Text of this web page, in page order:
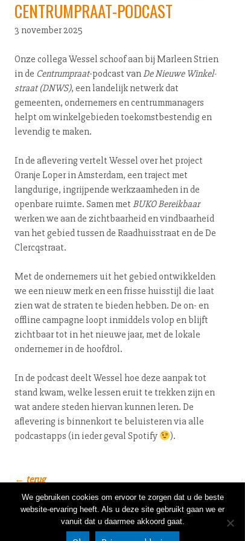
CENTRUMPRAAT-PODCAST
3 november 2025
Onze collega Wessel schoof aan bij Marleen Strien
in de Cen­trum­praat-podcast vanDe Nieuwe Win­kel­
straat (DNWS), een landelijk netwerk dat
gemeenten, ondernemers en cen­trum­ma­na­gers
helpt om win­kel­ge­bie­den toe­komst­be­sten­dig en
levendig te maken.
In de aflevering vertelt Wessel over het project
Oranje Loper in Amsterdam, een traject met
langdurige, ingrijpende werk­zaam­he­den in de
openbare ruimte. Samen met BUKO Bereikbaar
werken we aan de zicht­baar­heid en vind­baar­heid
van het gebied tussen de Raad­huis­straat en de De
Cler­c­q­straat.
Met de ondernemers uit het gebied ont­wik­kel­den
we een nieuw merk en een frisse huisstijl die laat
zien wat de straten te bieden hebben. De on- en
offline campagne loopt inmiddels volop en blijft
zichtbaar tot in het nieuwe jaar, met de lokale
ondernemer in de hoofdrol.
In de podcast deelt Wessel hoe deze aanpak tot
stand kwam, welke lessen eruit te trekken zijn en
wat andere steden hiervan kunnen leren. De
aflevering is binnenkort te beluisteren via alle
podcastapps (in ieder geval Spotify
).
← terug
020 632 58 05
info@bureaub
NIEUWSBRIEF LINKEDIN
CONTACT
We gebruiken cookies om ervoor te zorgen dat u de beste
website-ervaring heeft. Als u deze site gebruikt gaan we er
vanuit dat u daarmee akkoord gaat.